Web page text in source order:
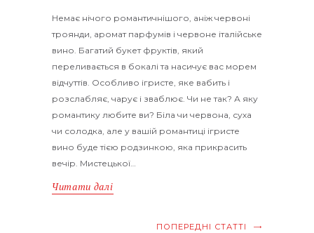
Немає нічого романтичнішого, аніж червоні
троянди, аромат парфумів і червоне італійське
вино. Багатий букет фруктів, який
переливається в бокалі та насичує вас морем
відчуттів. Особливо ігристе, яке вабить і
розслабляє, чарує і зваблює. Чи не так? А яку
романтику любите ви? Біла чи червона, суха
чи солодка, але у вашій романтиці ігристе
вино буде тією родзинкою, яка прикрасить
вечір. Мистецької…
Читати далі
ПОПЕРЕДНІ СТАТТІ